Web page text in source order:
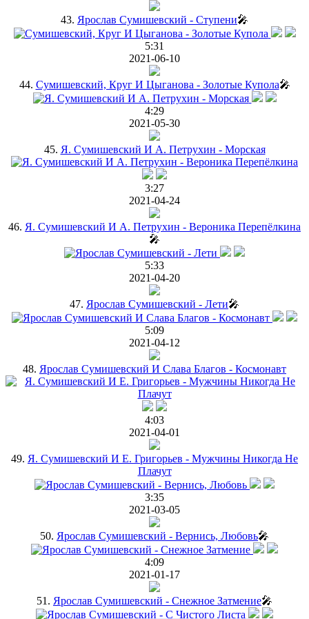
43. Ярослав Сумишевский - Ступени🎤
5:31
2021-06-10
44. Сумишевский, Круг И Цыганова - Золотые Купола🎤
4:29
2021-05-30
45. Я. Сумишевский И А. Петрухин - Морская
3:27
2021-04-24
46. Я. Сумишевский И А. Петрухин - Вероника Перепёлкина
🎤
5:33
2021-04-20
47. Ярослав Сумишевский - Лети🎤
5:09
2021-04-12
48. Ярослав Сумишевский И Слава Благов - Космонавт
4:03
2021-04-01
49. Я. Сумишевский И Е. Григорьев - Мужчины Никогда Не
Плачут
3:35
2021-03-05
50. Ярослав Сумишевский - Вернись, Любовь🎤
4:09
2021-01-17
51. Ярослав Сумишевский - Снежное Затмение🎤